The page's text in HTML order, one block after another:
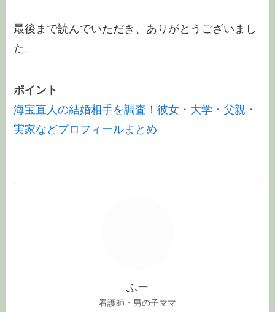
最後まで読んでいただき、ありがとうございまし
た。
ポイント
海宝直人の結婚相手を調査！彼女・大学・父親・
実家などプロフィールまとめ
ふー
看護師・男の子ママ